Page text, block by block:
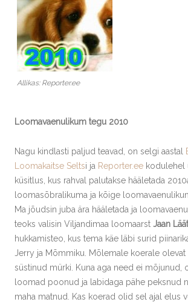
Allikas: Reporter.ee
Loomavaenulikum tegu 2010
Nagu kindlasti paljud teavad, on selgi aastal
Loomakaitse Seltsi ja Reporter.ee kodulehel
küsitlus, kus rahval palutakse hääletada
loomasõbralikuma ja kõige
Ma jõudsin juba ära hääletada ja
teoks valisin Viljandimaa loomaarst Jaan
hukkamisteo, kus tema käe läbi surid
Jerry ja Mõmmiku. Mõlemale koerale
süstinud mürki. Kuna aga need ei mõjunud,
loomad poonud ja labidaga pähe peksnud
maha matnud. Kas koerad olid sel ajal elus